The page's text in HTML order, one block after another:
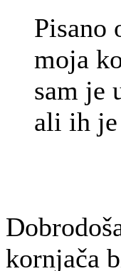
Pisano
moja
sam je
ali ih je
kornjača